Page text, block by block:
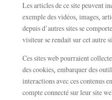
Les articles de ce site peuvent
exemple des vidéos, images,
depuis d’autres sites se
visiteur se rendait sur cet autre
Ces sites web pourraient
des cookies, embarquer des
interactions avec ces contenus
compte connecté sur leur site